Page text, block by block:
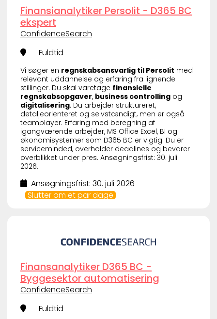
Finansianalytiker Persolit - D365 BC
ekspert
ConfidenceSearch
Fuldtid
Vi søger en regnskabsansvarlig til Persolit med
relevant uddannelse og erfaring fra lignende
stillinger. Du skal varetage finansielle
regnskabsopgaver, business controlling og
digitalisering. Du arbejder struktureret,
detaljeorienteret og selvstændigt, men er også
teamplayer. Erfaring med beregning af
igangværende arbejder, MS Office Excel, BI og
økonomisystemer som D365 BC er vigtig. Du er
serviceminded, overholder deadlines og bevarer
overblikket under pres. Ansøgningsfrist: 30. juli
2026.
Ansøgningsfrist: 30. juli 2026
Slutter om et par dage
Finansanalytiker D365 BC -
Byggesektor automatisering
ConfidenceSearch
Fuldtid